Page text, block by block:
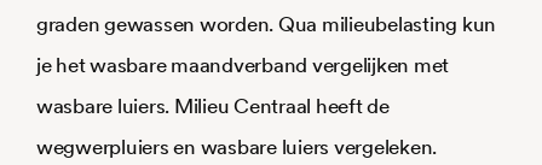
graden gewassen worden. Qua milieubelasting kun
je het wasbare maandverband vergelijken met
wasbare luiers. Milieu Centraal heeft de
wegwerpluiers en wasbare luiers vergeleken.